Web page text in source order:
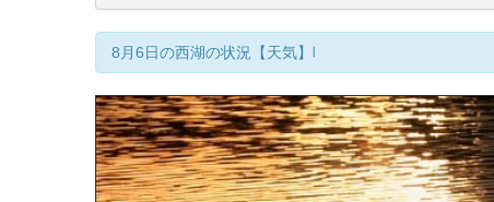
8月6日の西湖の状況【天気】晴れ 【気温】24℃ 【水温